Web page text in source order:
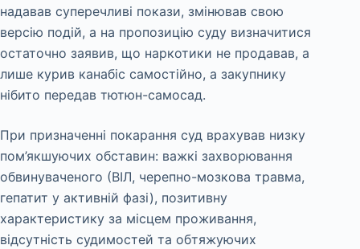
надавав суперечливі покази, змінював свою
версію подій, а на пропозицію суду визначитися
остаточно заявив, що наркотики не продавав, а
лише курив канабіс самостійно, а закупнику
нібито передав тютюн-самосад.
При призначенні покарання суд врахував низку
пом’якшуючих обставин: важкі захворювання
обвинуваченого (ВІЛ, черепно-мозкова травма,
гепатит у активній фазі), позитивну
характеристику за місцем проживання,
відсутність судимостей та обтяжуючих